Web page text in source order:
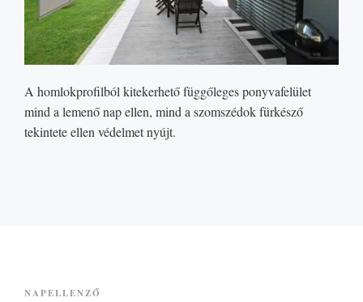
A homlokprofilból kitekerhető függőleges ponyvafelület
mind a lemenő nap ellen, mind a szomszédok fürkésző
tekintete ellen védelmet nyújt.
NAPELLENZŐ